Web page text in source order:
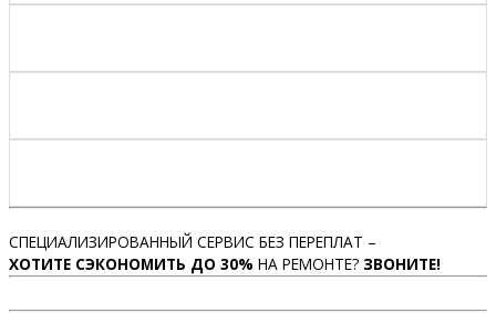
СПЕЦИАЛИЗИРОВАННЫЙ СЕРВИС БЕЗ ПЕРЕПЛАТ –
ХОТИТЕ СЭКОНОМИТЬ ДО 30% НА РЕМОНТЕ? ЗВОНИТЕ!